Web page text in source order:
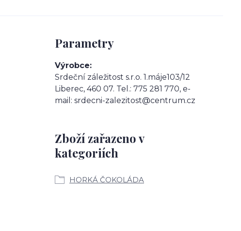
Parametry
Výrobce
Srdeční záležitost s.r.o. 1.máje103/12
Liberec, 460 07. Tel.: 775 281 770, e-
mail: srdecni-zalezitost@centrum.cz
Zboží zařazeno v
kategoriích
HORKÁ ČOKOLÁDA